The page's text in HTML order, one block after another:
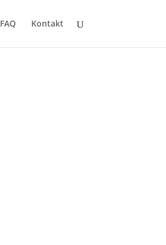
FAQ Kontakt